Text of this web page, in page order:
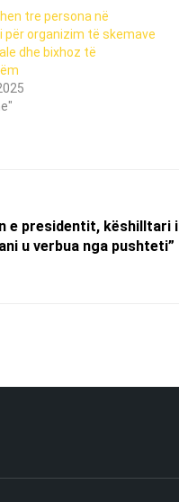
tre persona në
për organizim të skemave
dhe bixhoz të
e presidentit, këshilltari i
u verbua nga pushteti”